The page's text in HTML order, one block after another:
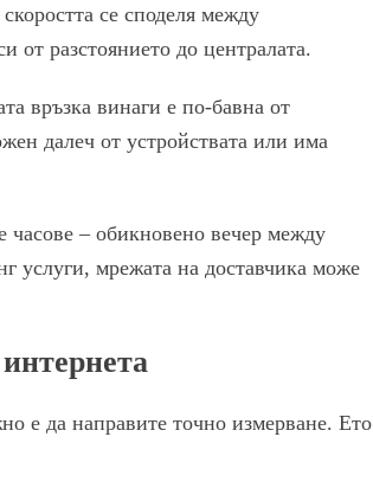
се споделя между
от разстоянието до централата.
връзка винаги е по-бавна от
далеч от устройствата или има
– обикновено вечер между
услуги, мрежата на доставчика може
е да направите точно измерване. Ето